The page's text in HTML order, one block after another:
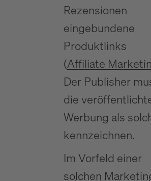
Rezensionen
eingebundene
Produktlinks
(Affiliate
Der Publisher
die
Werbung als
kennzeichnen.
Im Vorfeld einer
solchen